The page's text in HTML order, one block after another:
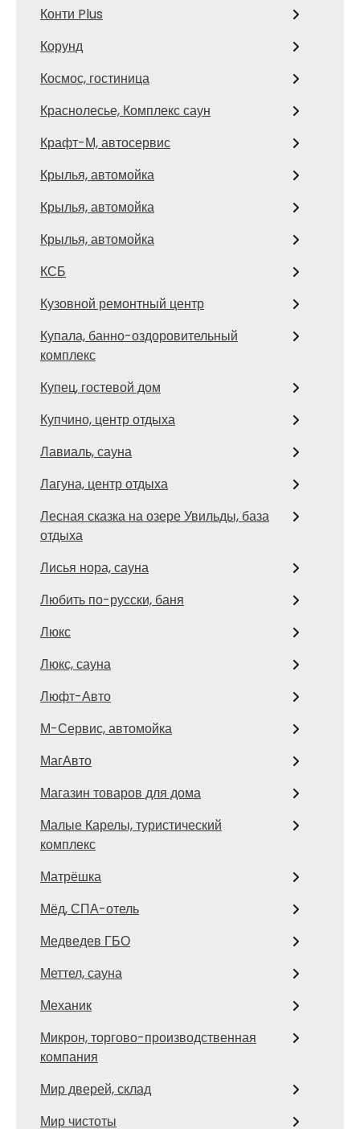
Конти Plus
Корунд
Космос, гостиница
Краснолесье, Комплекс саун
Крафт-М, автосервис
Крылья, автомойка
Крылья, автомойка
Крылья, автомойка
КСБ
Кузовной ремонтный центр
Купала, банно-оздоровительный
комплекс
Купец, гостевой дом
Купчино, центр отдыха
Лавиаль, сауна
Лагуна, центр отдыха
Лесная сказка на озере Увильды, база
отдыха
Лисья нора, сауна
Любить по-русски, баня
Люкс
Люкс, сауна
Люфт-Авто
М-Сервис, автомойка
МагАвто
Магазин товаров для дома
Малые Карелы, туристический
комплекс
Матрёшка
Мёд, СПА-отель
Медведев ГБО
Меттел, сауна
Механик
Микрон, торгово-производственная
компания
Мир дверей, склад
Мир чистоты